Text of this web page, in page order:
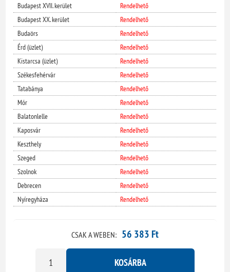
Budapest XVII. kerület
Rendelhető
Budapest XX. kerület
Rendelhető
Budaörs
Rendelhető
Érd (üzlet)
Rendelhető
Kistarcsa (üzlet)
Rendelhető
Székesfehérvár
Rendelhető
Tatabánya
Rendelhető
Mór
Rendelhető
Balatonlelle
Rendelhető
Kaposvár
Rendelhető
Keszthely
Rendelhető
Szeged
Rendelhető
Szolnok
Rendelhető
Debrecen
Rendelhető
Nyíregyháza
Rendelhető
CSAK A WEBEN: 56 383 Ft
KOSÁRBA